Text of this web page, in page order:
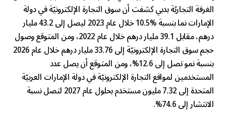
الغرفة التجاريّة بدبي كشفت أن سوق التجارة الإلكترونيّة في دولة
الإمارات نما بنسبة %10.5 خلال عام 2023 ليصل إلى 43.2 مليار
درهم، مقابل 39.1 مليار درهم خلال عام 2022، ومن المتوقع وصول
حجم سوق التجارة الإلكترونيّة إلى 33.76 مليار درهم خلال عام 2026
بنسبة نمو تصل إلى 12.6%، ومن المتوقع أن يصل عدد
المستخدمين لمواقع التجارة الإلكترونيّة في دولة الإمارات العربيّة
المتحدة إلى 7.32 مليون مستخدم بحلول عام 2027 لتصل نسبة
الانتشار إلى 74.6%.